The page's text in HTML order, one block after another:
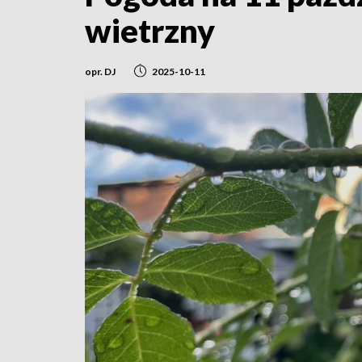
wietrzny
opr. DJ 2025-10-11